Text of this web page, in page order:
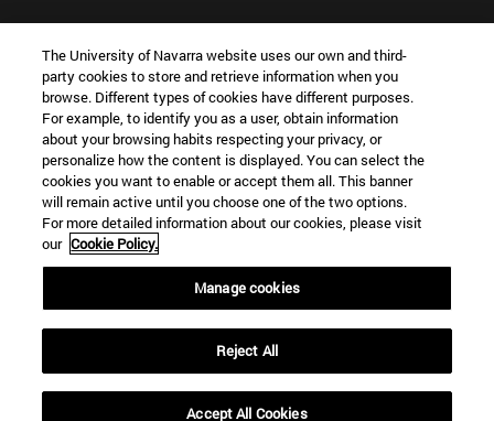
Información
TFNO +34 948 42 56 00
¿QUÉ GRADO TE INTERESA?
¿QUÉ MÁSTER TE INTERESA?
© Universidad de Navarra
Información legal
Accesibilidad
Configuración de cookies
The University of Navarra website uses our own and third-
party cookies to store and retrieve information when you
browse. Different types of cookies have different purposes.
For example, to identify you as a user, obtain information
about your browsing habits respecting your privacy, or
personalize how the content is displayed. You can select the
cookies you want to enable or accept them all. This banner
will remain active until you choose one of the two options.
For more detailed information about our cookies, please visit
our Cookie Policy.
Manage cookies
Reject All
Accept All Cookies